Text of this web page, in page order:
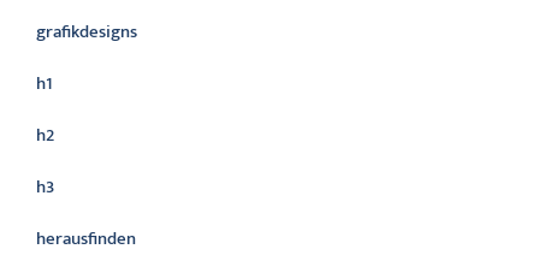
grafikdesigns
h1
h2
h3
herausfinden